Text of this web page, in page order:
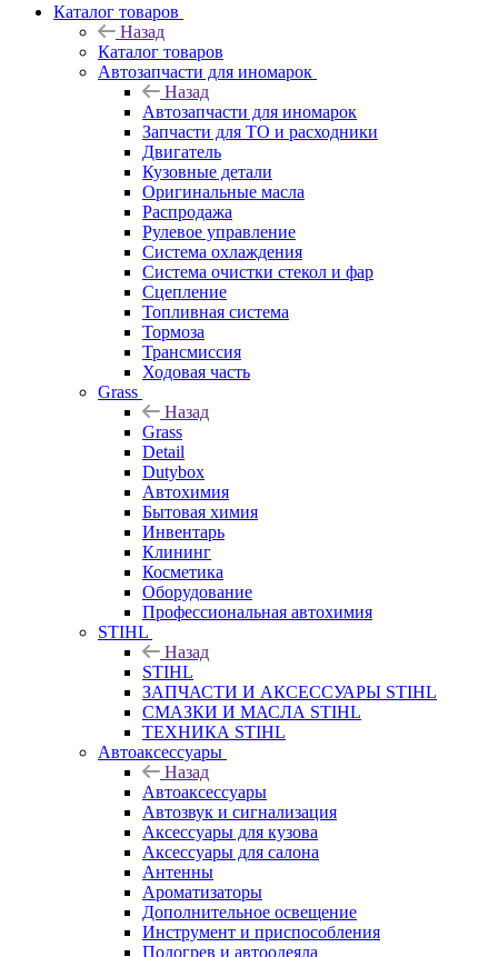
Каталог товаров
Назад
Каталог товаров
Автозапчасти для иномарок
Назад
Автозапчасти для иномарок
Запчасти для ТО и расходники
Двигатель
Кузовные детали
Оригинальные масла
Распродажа
Рулевое управление
Система охлаждения
Система очистки стекол и фар
Сцепление
Топливная система
Тормоза
Трансмиссия
Ходовая часть
Grass
Назад
Grass
Detail
Dutybox
Автохимия
Бытовая химия
Инвентарь
Клининг
Косметика
Оборудование
Профессиональная автохимия
STIHL
Назад
STIHL
ЗАПЧАСТИ И АКСЕССУАРЫ STIHL
СМАЗКИ И МАСЛА STIHL
ТЕХНИКА STIHL
Автоаксессуары
Назад
Автоаксессуары
Автозвук и сигнализация
Аксессуары для кузова
Аксессуары для салона
Антенны
Ароматизаторы
Дополнительное освещение
Инструмент и приспособления
Подогрев и автоодеяла